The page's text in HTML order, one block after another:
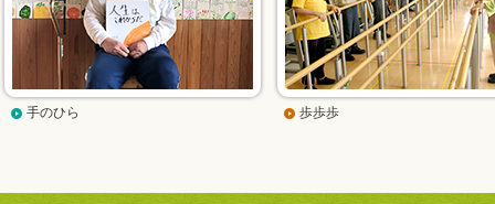
手のひら 歩歩歩